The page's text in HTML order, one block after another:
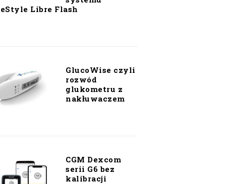
Libre Flash
GlucoWise czyli
rozwód
glukometru z
nakłuwaczem
CGM Dexcom
serii G6 bez
kalibracji